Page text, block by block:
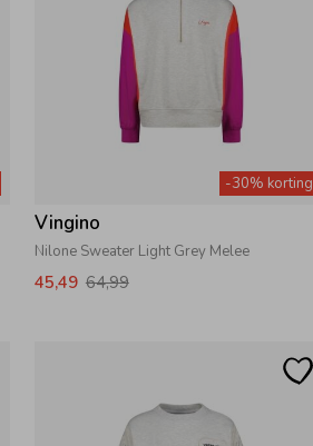
-30% korting
Vingino
Nilone Sweater Light Grey Melee
45,49 64,99